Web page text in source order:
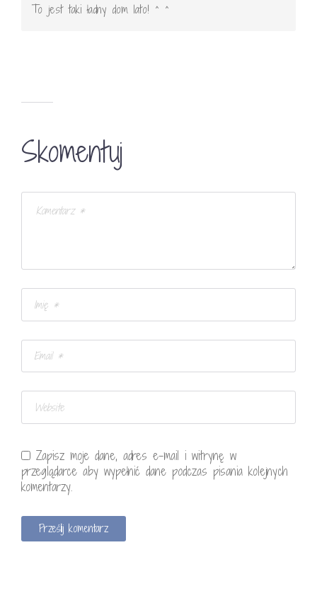
To jest taki ładny dom lato! ^ ^
Skomentuj
Zapisz moje dane, adres e-mail i witrynę w
przeglądarce aby wypełnić dane podczas pisania kolejnych
komentarzy.